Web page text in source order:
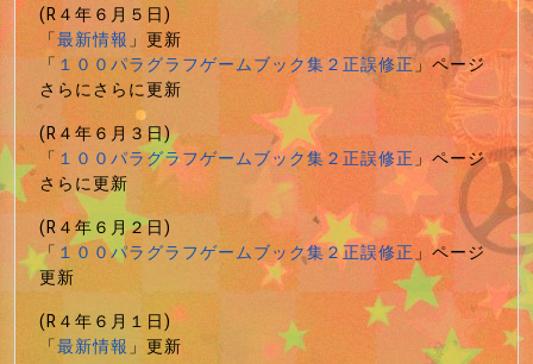
(R４年６月５日)
「最新情報」更新
「 １００パラグラフゲームブック集２正誤修正」ページ
さらにさらに更新
(R４年６月３日)
「 １００パラグラフゲームブック集２正誤修正」ページ
さらに更新
(R４年６月２日)
「 １００パラグラフゲームブック集２正誤修正」ページ
更新
(R４年６月１日)
「最新情報」更新